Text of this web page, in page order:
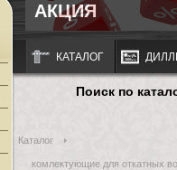
АКЦИЯ
КАТАЛОГ
Поиск по
Каталог
комлектующие для откатных